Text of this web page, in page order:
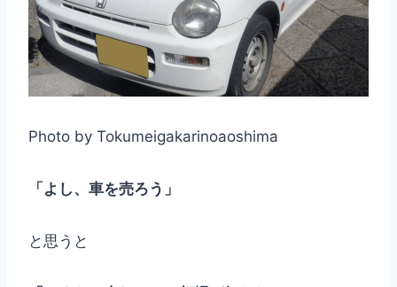
Photo by Tokumeigakarinoaoshima
「よし、車を売ろう」
と思うと